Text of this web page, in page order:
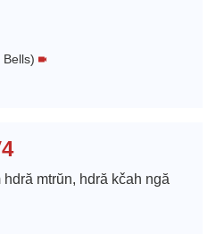
i
o mtrŭn, hdră kčah ngă